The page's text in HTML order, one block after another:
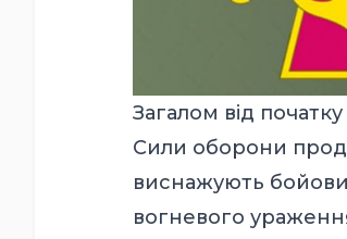
Загалом від
Сили оборони
виснажують
вогневого